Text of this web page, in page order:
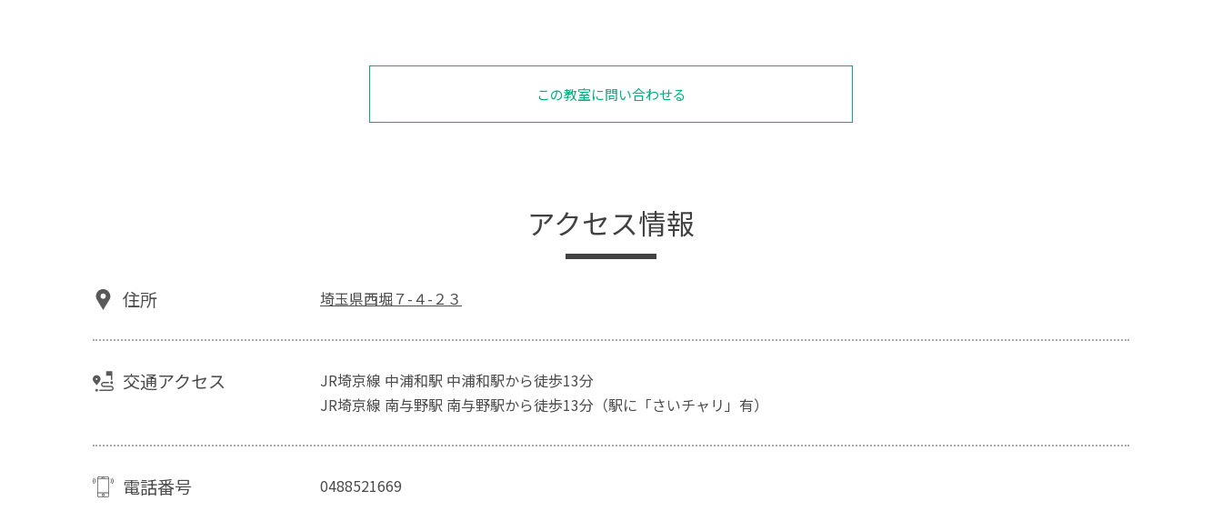
この教室に問い合わせる
アクセス情報
住所 埼玉県西堀７-４-２３
交通アクセス
JR埼京線 中浦和駅 中浦和駅から徒歩13分
JR埼京線 南与野駅 南与野駅から徒歩13分（駅に「さいチャリ」有）
電話番号 0488521669